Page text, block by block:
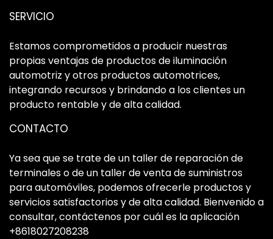
SERVICIO
Estamos comprometidos a producir nuestras
propias ventajas de productos de iluminación
automotriz y otros productos automotrices,
integrando recursos y brindando a los clientes un
producto rentable y de alta calidad.
CONTACTO
Ya sea que se trate de un taller de reparación de
terminales o de un taller de venta de suministros
para automóviles, podemos ofrecerle productos y
servicios satisfactorios y de alta calidad. Bienvenido a
consultar, contáctenos por cuál es la aplicación
+8618027208238